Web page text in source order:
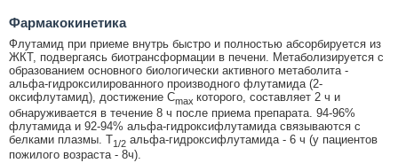
Фармакокинетика
Флутамид при приеме внутрь быстро и полностью абсорбируется из
ЖКТ, подвергаясь биотрансформации в печени. Метаболизируется с
образованием основного биологически активного метаболита -
альфа-гидроксилированного производного флутамида (2-
оксифлутамид), достижение Cmax которого, составляет 2 ч и
обнаруживается в течение 8 ч после приема препарата. 94-96%
флутамида и 92-94% альфа-гидроксифлутамида связываются с
белками плазмы. T1/2 альфа-гидроксифлутамида - 6 ч (у пациентов
пожилого возраста - 8ч).